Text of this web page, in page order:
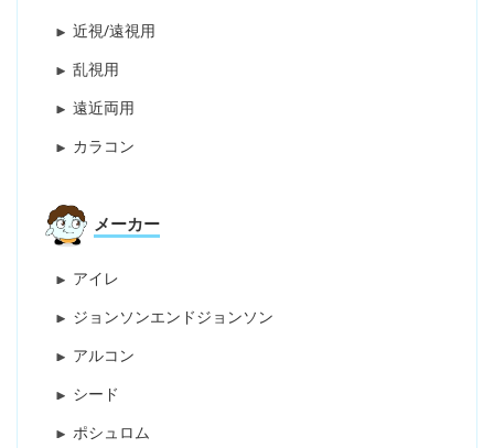
近視/遠視用
乱視用
遠近両用
カラコン
メーカー
アイレ
ジョンソンエンドジョンソン
アルコン
シード
ポシュロム